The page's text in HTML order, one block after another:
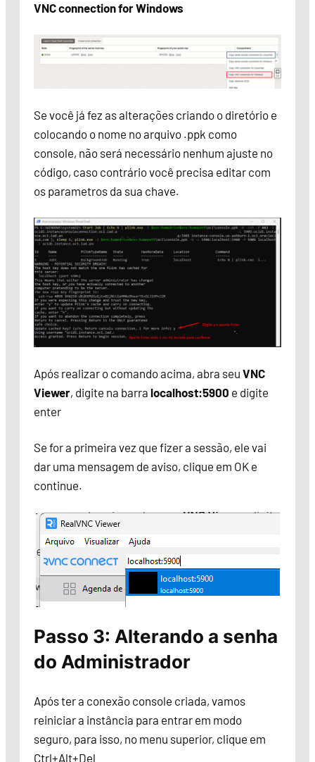
VNC connection for Windows
Se você já fez as alterações criando o diretório e
colocando o nome no arquivo .ppk como
console, não será necessário nenhum ajuste no
código, caso contrário você precisa editar com
os parametros da sua chave.
Após realizar o comando acima, abra seu VNC
Viewer, digite na barra localhost:5900 e digite
enter
Se for a primeira vez que fizer a sessão, ele vai
dar uma mensagem de aviso, clique em OK e
continue.
Passo 3: Alterando a senha
do Administrador
Após ter a conexão console criada, vamos
reiniciar a instância para entrar em modo
seguro, para isso, no menu superior, clique em
Ctrl+Alt+Del